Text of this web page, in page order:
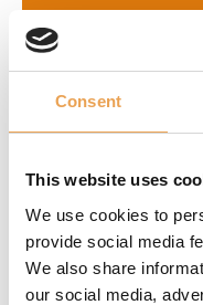
Consent
This website uses
We use cookies to
provide social media
We also share
our social media,
Posibilidad de
Mejora de la
(Hotfolders)
La biblioteca
Visualización en
posibilidad de